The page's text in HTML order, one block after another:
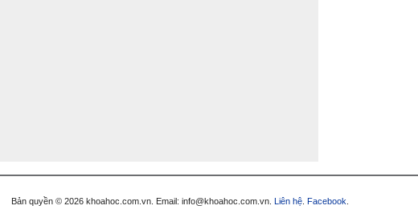
Bản quyền © 2026 khoahoc.com.vn. Email: info@khoahoc.com.vn Liên hệ Facebook